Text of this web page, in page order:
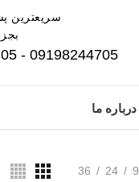
سریعترین
09198244705 - 09904534705 - 021-77540187
درباره ما
9
24
36